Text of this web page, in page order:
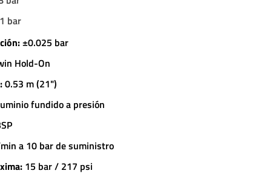
bar
±0.025 bar
Hold-On
0.53 m (21")
fundido a presión
a 10 bar de suministro
15 bar / 217 psi